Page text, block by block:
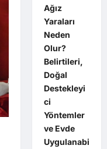
Ağız
Yaraları
Neden
Olur?
Belirtileri,
Doğal
Destekleyi
ci
Yöntemler
ve Evde
Uygulanabi